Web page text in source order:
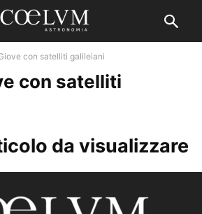
con satelliti galileiani
con satelliti
da visualizzare